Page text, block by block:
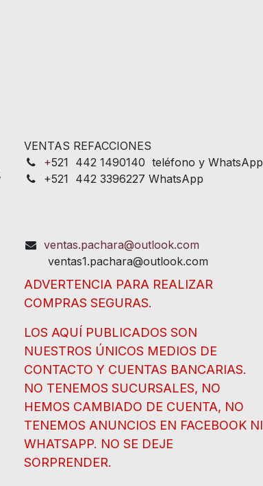
VENTAS REFACCIONES
+521 442 1490140 teléfono y WhatsApp
+521 442 3396227 WhatsApp
ventas.pachara@outlook.com
ventas1.pachara@outlook.com
ADVERTENCIA PARA REALIZAR
COMPRAS SEGURAS.
LOS AQUÍ PUBLICADOS SON
NUESTROS ÚNICOS MEDIOS DE
CONTACTO Y CUENTAS BANCARIAS.
NO TENEMOS SUCURSALES, NO
HEMOS CAMBIADO DE CUENTA, NO
TENEMOS ANUNCIOS EN FACEBOOK NI
WHATSAPP. NO SE DEJE
SORPRENDER.